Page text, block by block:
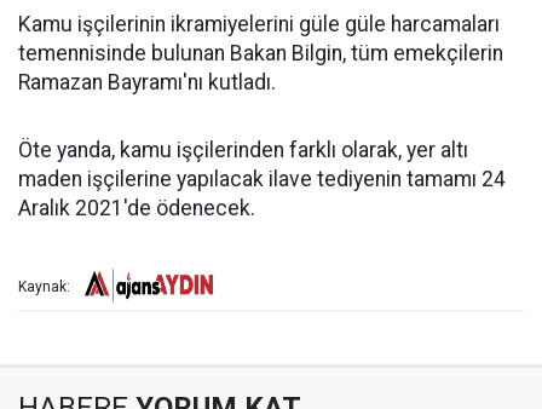
Kamu işçilerinin ikramiyelerini güle güle harcamaları
temennisinde bulunan Bakan Bilgin, tüm emekçilerin
Ramazan Bayramı'nı kutladı.
Öte yanda, kamu işçilerinden farklı olarak, yer altı
maden işçilerine yapılacak ilave tediyenin tamamı 24
Aralık 2021'de ödenecek.
Kaynak: